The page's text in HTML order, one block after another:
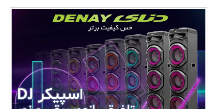
مسکن و ساختمان